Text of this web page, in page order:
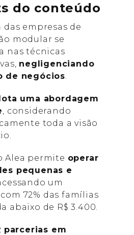
do conteúdo
das empresas de
modular se
nas técnicas
negligenciando
de negócios.
uma abordagem
, considerando
toda a visão
Alea permite operar
pequenas e
um
72% das famílias
abaixo de R$ 3.400.
parcerias em